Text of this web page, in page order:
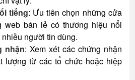
tiếng: Ưu tiên chọn những cửa
web bán lẻ có thương hiệu nổi
người tin dùng.
nhận: Xem xét các chứng nhận
lượng từ các tổ chức hoặc hiệp